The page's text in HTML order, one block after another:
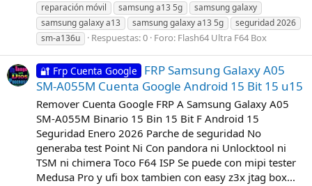
reparación móvil
samsung a13 5g
samsung galaxy
samsung galaxy a13
samsung galaxy a13 5g
seguridad 2026
sm-a136u
Respuestas: 0 Foro: Flash64 Ultra F64 Box
🔐 Frp Cuenta Google
FRP Samsung Galaxy A05
SM-A055M Cuenta Google Android 15 Bit 15 u15
Remover Cuenta Google FRP A Samsung Galaxy A05
SM-A055M Binario 15 Bin 15 Bit F Android 15
Seguridad Enero 2026 Parche de seguridad No
generaba test Point Ni Con pandora ni Unlocktool ni
TSM ni chimera Toco F64 ISP Se puede con mipi tester
Medusa Pro y ufi box tambien con easy z3x jtag box...